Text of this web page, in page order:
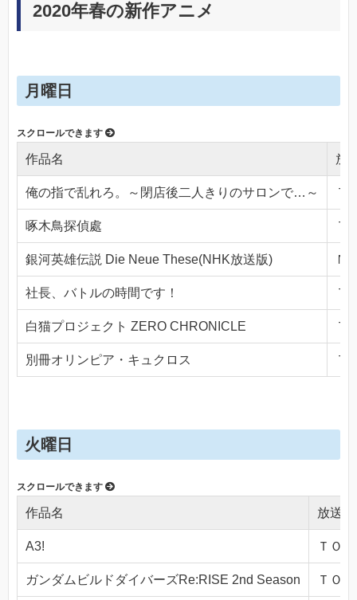
2020年春の新作アニメ
月曜日
作品名 放
俺の指で乱れろ。～閉店後二人きりのサロンで…～ Ｔ
啄木鳥探偵處 Ｔ
銀河英雄伝説 Die Neue These(NHK放送版) Ｎ
社長、バトルの時間です！ Ｔ
白猫プロジェクト ZERO CHRONICLE Ｔ
別冊オリンピア・キュクロス Ｔ
火曜日
作品名 放送局
A3! ＴＯ
ガンダムビルドダイバーズRe:RISE 2nd Season ＴＯ